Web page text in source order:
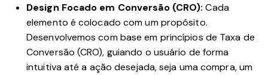
Design Focado em Conversão (CRO): Cada
elemento é colocado com um propósito.
Desenvolvemos com base em princípios de Taxa de
Conversão (CRO), guiando o usuário de forma
intuitiva até a ação desejada, seja uma compra, um